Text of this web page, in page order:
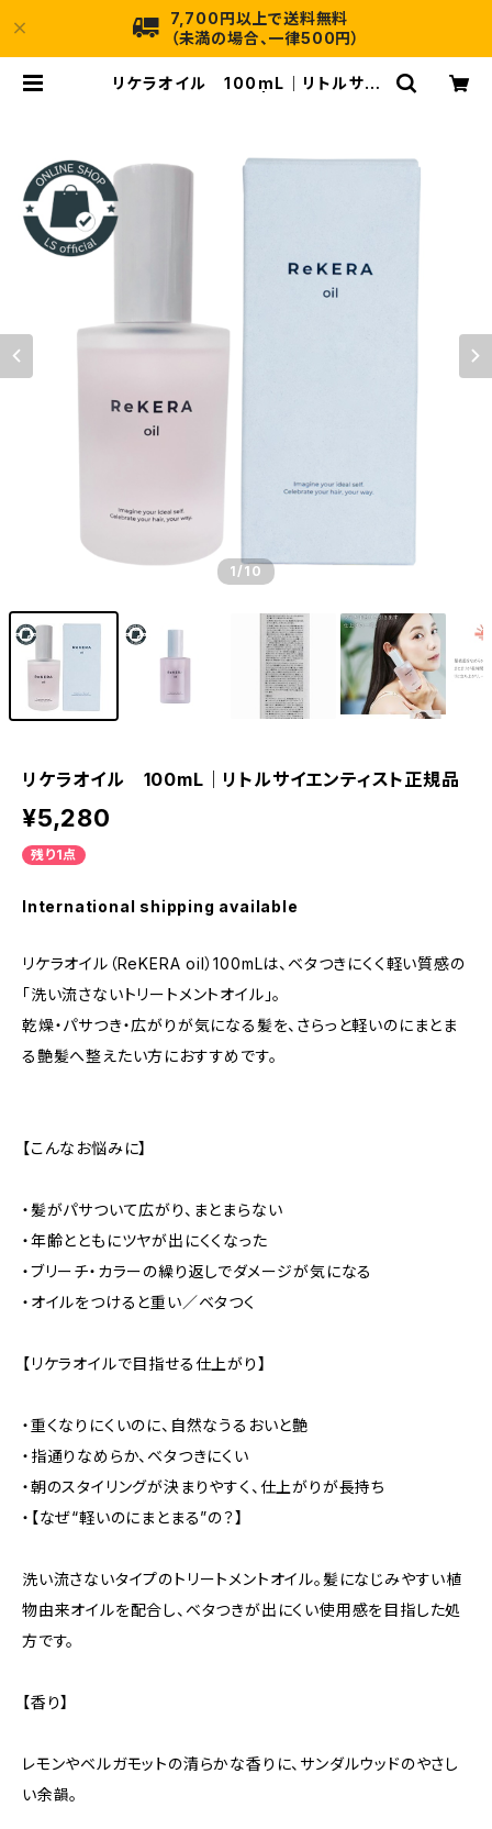
7,700円以上で送料無料
（未満の場合、一律500円）
リケラオイル 100mL｜リトルサイ
1 /10
リケラオイル 100mL｜リトルサイエンティスト正規品
¥5,280
残り1点
International shipping available
リケラオイル（ReKERA oil）100mLは、ベタつきにくく軽い質感の
「洗い流さないトリートメントオイル」。
乾燥・パサつき・広がりが気になる髪を、さらっと軽いのにまとま
る艶髪へ整えたい方におすすめです。
【こんなお悩みに】
・髪がパサついて広がり、まとまらない
・年齢とともにツヤが出にくくなった
・ブリーチ・カラーの繰り返しでダメージが気になる
・オイルをつけると重い／ベタつく
【リケラオイルで目指せる仕上がり】
・重くなりにくいのに、自然なうるおいと艶
・指通りなめらか、ベタつきにくい
・朝のスタイリングが決まりやすく、仕上がりが長持ち
・【なぜ“軽いのにまとまる”の？】
洗い流さないタイプのトリートメントオイル。髪になじみやすい植
物由来オイルを配合し、ベタつきが出にくい使用感を目指した処
方です。
【香り】
レモンやベルガモットの清らかな香りに、サンダルウッドのやさし
い余韻。